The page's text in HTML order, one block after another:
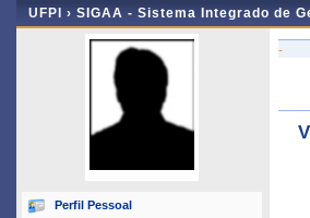
UFPI › SIGAA - Sistema Integrado de
Perfil Pessoal
-